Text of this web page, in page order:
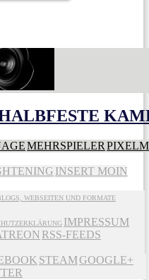
MEHRSPIELER
INSERT MOIN
WEBSEITEN UND FORMATE
IMPRESSUM
RSS-FEEDS
STEAMGOOGLE+